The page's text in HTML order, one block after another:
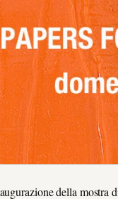
della mostra